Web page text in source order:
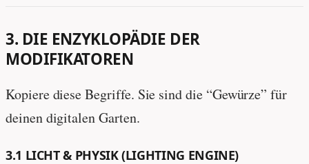
3. DIE ENZYKLOPÄDIE DER
MODIFIKATOREN
Kopiere diese Begriffe. Sie sind die “Gewürze” für
deinen digitalen Garten.
3.1 LICHT & PHYSIK (LIGHTING ENGINE)